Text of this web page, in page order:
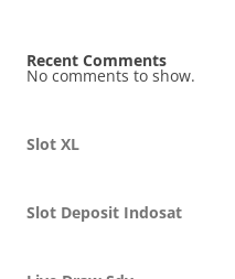
Recent Comments
No comments to show.
Slot XL
Slot Deposit Indosat